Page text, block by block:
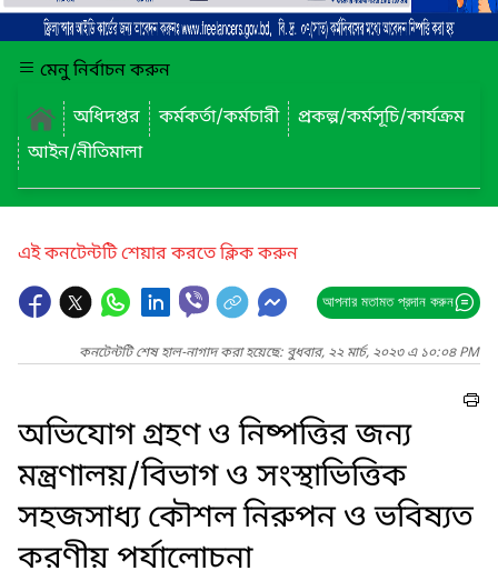
মেনু নির্বাচন করুন
অধিদপ্তর
কর্মকর্তা/কর্মচারী
প্রকল্প/কর্মসূচি/কার্যক্রম
আইন/নীতিমালা
এই কনটেন্টটি শেয়ার করতে ক্লিক করুন
আপনার মতামত প্রদান করুন
কনটেন্টটি শেষ হাল-নাগাদ করা হয়েছে: বুধবার, ২২ মার্চ, ২০২৩ এ ১০:০৪ PM
অভিযোগ গ্রহণ ও নিষ্পত্তির জন্য
মন্ত্রণালয়/বিভাগ ও সংস্থাভিত্তিক
সহজসাধ্য কৌশল নিরুপন ও ভবিষ্যত
করণীয় পর্যালোচনা